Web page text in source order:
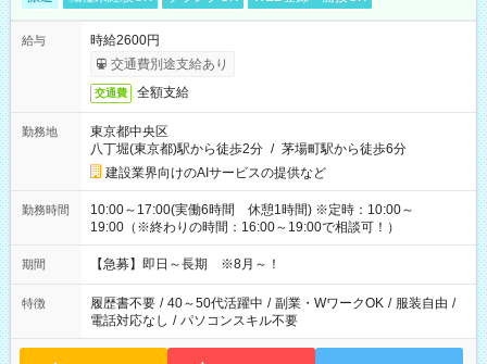
給与
時給2600円
交通費別途支給あり
交通費 全額支給
勤務地
東京都中央区
八丁堀(東京都)駅から徒歩2分 / 茅場町駅から徒歩6分
建設業界向けのAIサービスの提供など
勤務時間
10:00～17:00(実働6時間 休憩1時間) ※定時：10:00～
19:00（※終わりの時間：16:00～19:00で相談可！）
期間 【急募】即日～長期 ※8月～！
特徴 履歴書不要 / 40～50代活躍中 / 副業・WワークOK / 服装自由 /
電話対応なし / パソコンスキル不要